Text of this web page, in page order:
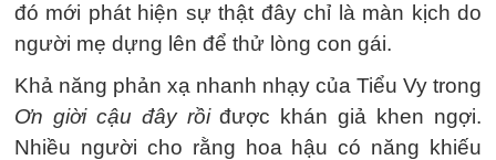
đó mới phát hiện sự thật đây chỉ là màn kịch do
người mẹ dựng lên để thử lòng con gái.
Khả năng phản xạ nhanh nhạy của Tiểu Vy trong
Ơn giời cậu đây rồiđược khán giả khen ngợi.
Nhiều người cho rằng hoa hậu có năng khiếu